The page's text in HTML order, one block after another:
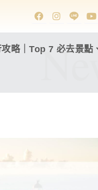
略｜Top 7 必去景點